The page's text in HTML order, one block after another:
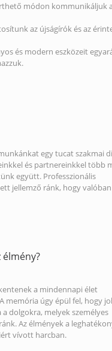
módon kommunikáljuk
az újságírók és az
és modern eszközeit
egy tucat szakmai
és partnereinkkel több
együtt. Professzionális
jellemző ránk, hogy
a mindennapi élet
memória úgy épül fel, hogy
dolgokra, melyek személyes
Az élmények a
vívott harcban.